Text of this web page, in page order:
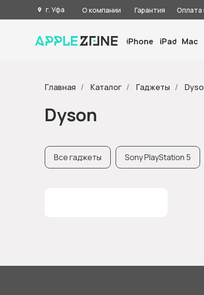
О компании Гарантия Оплата
iPhone iPad Mac
г. Уфа
Главная / Каталог / Гаджеты /
Dyson
Все гаджеты Sony PlayStation 5